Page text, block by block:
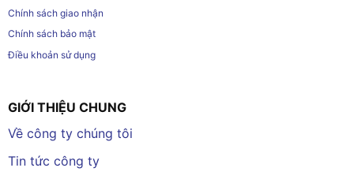
Chính sách giao nhận
Chính sách bảo mật
Điều khoản sử dụng
GIỚI THIỆU CHUNG
Về công ty chúng tôi
Tin tức công ty